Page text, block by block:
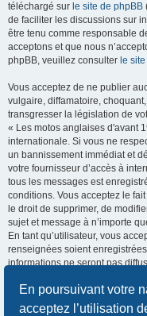
En poursuivant votre
acceptez l’utilisation
téléchargé sur le site de phpBB
de faciliter les discussions sur
être tenu comme responsable
acceptons et que nous
phpBB, veuillez consulter le
Vous acceptez de ne publier
vulgaire, diffamatoire,
transgresser la législation de
« Les motos anglaises d'avant
internationale. Si vous ne
un bannissement immédiat et
votre fournisseur d’accès à
tous les messages est
conditions. Vous acceptez le
le droit de supprimer, de
sujet et message à n’importe
En tant qu’utilisateur, vous
renseignées soient
informations ne seront pas
consentement, ni « Les motos
être tenus comme
visant à compromettre vos